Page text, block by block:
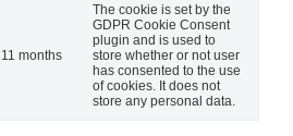
11 months
The cookie is set by the
GDPR Cookie Consent
plugin and is used to
store whether or not user
has consented to the use
of cookies. It does not
store any personal data.